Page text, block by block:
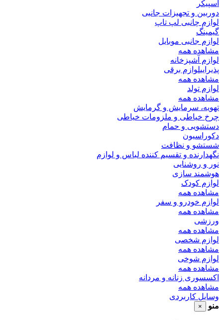
اسپیکر
دوربین و تجهیزات جانبی
لوازم چانبی لپ تاپ
گیمینگ
لوازم جانبی موبایل
مشاهده همه
لوازم آشپزخانه
پذیراییلوازم برقی
مشاهده همه
لوازم تولد
مشاهده همه
تهویه، سرمایش و گرمایش
چرخ خیاطی و ملزومات خیاطی
دستشویی و حمام
دکوراسیون
شستشو و نظافت
نگهدارنده و تقسیم کننده لباس و لوازم
نور و روشنایی
هوشمند سازی
لوازم کودک
مشاهده همه
لوازم خودرو و سفر
مشاهده همه
ورزشی
مشاهده همه
لوازم شخصی
مشاهده همه
لوازم شوخی
مشاهده همه
اکسسوری زنانه و مردانه
مشاهده همه
وسایل کاربردی
منو
×